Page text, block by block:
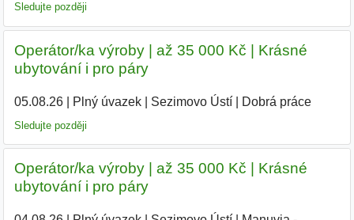
Sledujte později
Operátor/ka výroby | až 35 000 Kč | Krásné
ubytování i pro páry
05.08.26| Plný úvazek| Sezimovo Ústí| Dobrá práce
Sledujte později
Operátor/ka výroby | až 35 000 Kč | Krásné
ubytování i pro páry